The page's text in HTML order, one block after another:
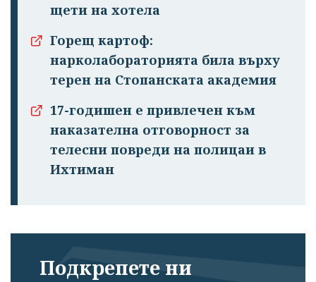
щети на хотела
Горещ картоф:
нарколабораторията била върху
терен на Стопанската академия
17-годишен е привлечен към
наказателна отговорност за
телесни повреди на полицаи в
Ихтиман
Подкрепете ни